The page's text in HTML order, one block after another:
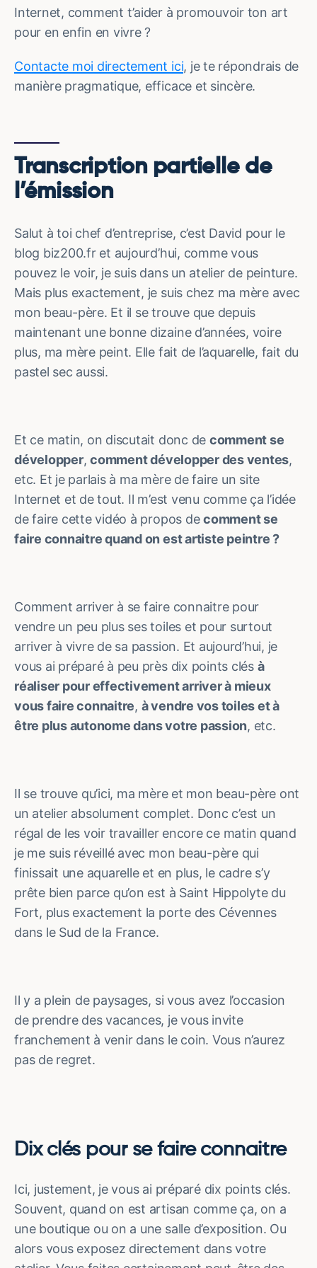
Internet, comment t’aider à promouvoir ton art
pour en enfin en vivre ?
Contacte moi directement ici, je te répondrais de
manière pragmatique, efficace et sincère.
Transcription partielle de
l’émission
Salut à toi chef d’entreprise, c’est David pour le
blog biz200.fr et aujourd’hui, comme vous
pouvez le voir, je suis dans un atelier de peinture.
Mais plus exactement, je suis chez ma mère avec
mon beau-père. Et il se trouve que depuis
maintenant une bonne dizaine d’années, voire
plus, ma mère peint. Elle fait de l’aquarelle, fait du
pastel sec aussi.
Et ce matin, on discutait donc de comment se
développer,comment développer des ventes,
etc. Et je parlais à ma mère de faire un site
Internet et de tout. Il m’est venu comme ça l’idée
de faire cette vidéo à propos decomment se
faire connaitre quand on est artiste peintre ?
Comment arriver à se faire connaitre pour
vendre un peu plus ses toiles et pour surtout
arriver à vivre de sa passion. Et aujourd’hui, je
vous ai préparé à peu près dix points clés à
réaliser pour effectivement arriver à mieux
vous faire connaitre, à vendre vos toiles et à
être plus autonome dans votre passion, etc.
Il se trouve qu’ici, ma mère et mon beau-père ont
un atelier absolument complet. Donc c’est un
régal de les voir travailler encore ce matin quand
je me suis réveillé avec mon beau-père qui
finissait une aquarelle et en plus, le cadre s’y
prête bien parce qu’on est à Saint Hippolyte du
Fort, plus exactement la porte des Cévennes
dans le Sud de la France.
Il y a plein de paysages, si vous avez l’occasion
de prendre des vacances, je vous invite
franchement à venir dans le coin. Vous n’aurez
pas de regret.
Dix clés pour se faire connaitre
Ici, justement, je vous ai préparé dix points clés.
Souvent, quand on est artisan comme ça, on a
une boutique ou on a une salle d’exposition. Ou
alors vous exposez directement dans votre